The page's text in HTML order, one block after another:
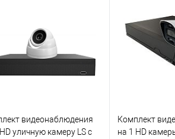
видеонаблюдения
уличную камеру LS с
Комплект
на 1 HD